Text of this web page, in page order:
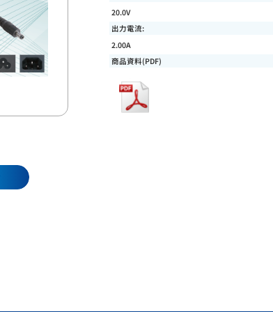
20.0V
出力電流:
2.00A
商品資料(PDF)